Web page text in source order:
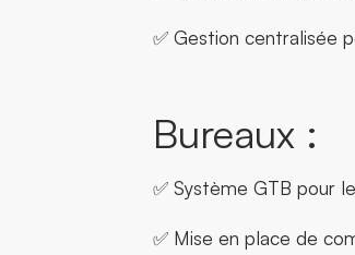
✅ Gestion centralisée
Bureaux :
✅ Système GTB pour
✅ Mise en place de